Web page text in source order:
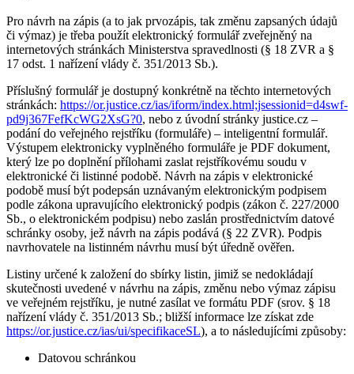
Pro návrh na zápis (a to jak prvozápis, tak změnu zapsaných údajů
či výmaz) je třeba použít elektronický formulář zveřejněný na
internetových stránkách Ministerstva spravedlnosti (§ 18 ZVR a §
17 odst. 1 nařízení vlády č. 351/2013 Sb.).
Příslušný formulář je dostupný konkrétně na těchto internetových
stránkách: https://or.justice.cz/ias/iform/index.html;jsessionid=d4swf-
pd9j367FefKcWG2XsG?0, nebo z úvodní stránky justice.cz –
podání do veřejného rejstříku (formuláře) – inteligentní formulář.
Výstupem elektronicky vyplněného formuláře je PDF dokument,
který lze po doplnění přílohami zaslat rejstříkovému soudu v
elektronické či listinné podobě. Návrh na zápis v elektronické
podobě musí být podepsán uznávaným elektronickým podpisem
podle zákona upravujícího elektronický podpis (zákon č. 227/2000
Sb., o elektronickém podpisu) nebo zaslán prostřednictvím datové
schránky osoby, jež návrh na zápis podává (§ 22 ZVR). Podpis
navrhovatele na listinném návrhu musí být úředně ověřen.
Listiny určené k založení do sbírky listin, jimiž se nedokládají
skutečnosti uvedené v návrhu na zápis, změnu nebo výmaz zápisu
ve veřejném rejstříku, je nutné zasílat ve formátu PDF (srov. § 18
nařízení vlády č. 351/2013 Sb.; bližší informace lze získat zde
https://or.justice.cz/ias/ui/specifikaceSL), a to následujícími způsoby:
Datovou schránkou